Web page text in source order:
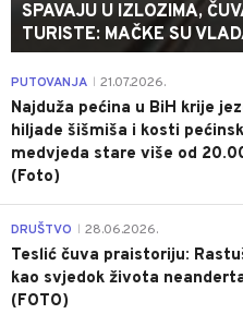
SPAVAJU U IZLOZIMA,
TURISTE: MAČKE SU
PUTOVANJA 21.07.2026.
Najduža pećina u BiH krije
hiljade šišmiša i kosti
medvjeda stare više od
(Foto)
DRUŠTVO 28.06.2026.
Teslić čuva praistoriju:
kao svjedok života
(FOTO)